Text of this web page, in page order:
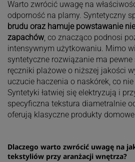
Warto zwrócić uwagę na
odporność na plamy. Syntetyczny
brudu oraz hamuje powstawanie
zapachów, co znacząco podnosi
intensywnym użytkowaniu. Mimo
syntetyczne rozwiązanie ma pewne
ręczniki plażowe o niższej jakości
uczucie haczenia o naskórek, co
Syntetyki łatwiej się elektryzują i
specyficzna tekstura diametralnie
oferują klasyczne produkty
Dlaczego warto zwrócić uwagę na
tekstyliów przy aranżacji wnętrza?